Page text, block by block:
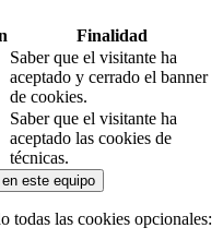
Finalidad
Saber que el visitante ha
aceptado y cerrado el banner
de cookies.
Saber que el visitante ha
aceptado las cookies de
técnicas.
este equipo
todas las cookies opcionales: